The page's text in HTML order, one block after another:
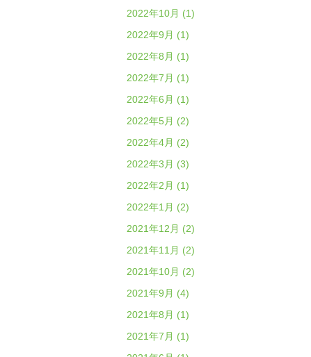
2022年10月 (1)
2022年9月 (1)
2022年8月 (1)
2022年7月 (1)
2022年6月 (1)
2022年5月 (2)
2022年4月 (2)
2022年3月 (3)
2022年2月 (1)
2022年1月 (2)
2021年12月 (2)
2021年11月 (2)
2021年10月 (2)
2021年9月 (4)
2021年8月 (1)
2021年7月 (1)